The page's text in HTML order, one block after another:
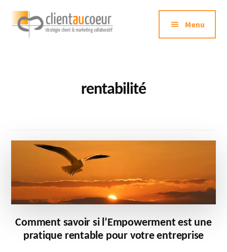
contenu
Additional
menu
Menu
rentabilité
Comment savoir si l’Empowerment est une
pratique rentable pour votre entreprise